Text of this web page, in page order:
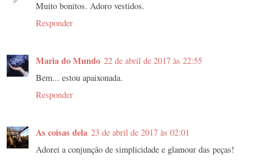
Muito bonitos. Adoro vestidos.
Responder
Maria do Mundo 22 de abril de 2017 às 22:55
Bem... estou apaixonada.
Responder
As coisas dela 23 de abril de 2017 às 02:01
Adorei a conjunção de simplicidade e glamour das peças!